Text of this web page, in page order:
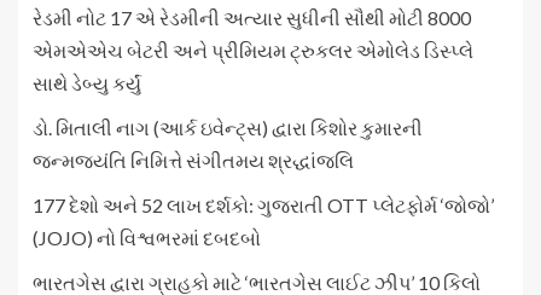
રેડમી નોટ 17 એ રેડમીની અત્યાર સુધીની સૌથી મોટી 8000
એમએએચ બેટરી અને પ્રીમિયમ ટ્રુકલર એમોલેડ ડિસ્પ્લે
સાથે ડેબ્યુ કર્યું
ડો. મિતાલી નાગ (આર્ક ઇવેન્ટ્સ) દ્વારા કિશોર કુમારની
જન્મજયંતિ નિમિત્તે સંગીતમય શ્રદ્ધાંજલિ
177 દેશો અને 52 લાખ દર્શકો: ગુજરાતી OTT પ્લેટફોર્મ ‘જોજો’
(JOJO) નો વિશ્વભરમાં દબદબો
ભારતગેસ દ્વારા ગ્રાહકો માટે ‘ભારતગેસ લાઈટ ઝીપ’ 10 કિલો